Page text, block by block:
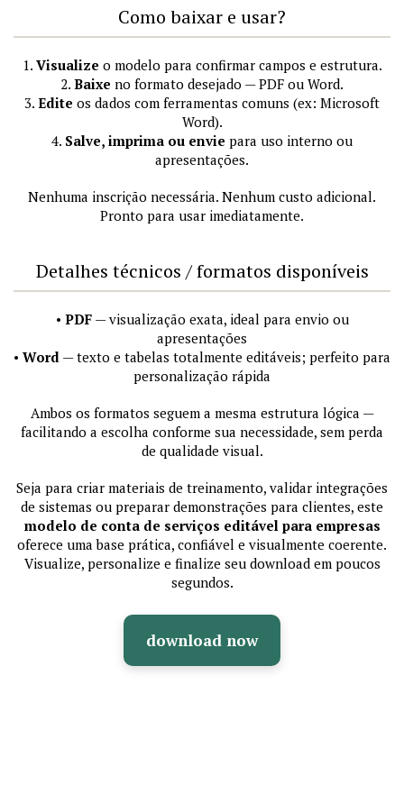
Como baixar e usar?
1. Visualize o modelo para confirmar campos e estrutura.
2. Baixe no formato desejado — PDF ou Word.
3. Edite os dados com ferramentas comuns (ex: Microsoft
Word).
4. Salve, imprima ou envie para uso interno ou
apresentações.
Nenhuma inscrição necessária. Nenhum custo adicional.
Pronto para usar imediatamente.
Detalhes técnicos / formatos disponíveis
• PDF— visualização exata, ideal para envio ou
apresentações
• Word — texto e tabelas totalmente editáveis; perfeito para
personalização rápida
Ambos os formatos seguem a mesma estrutura lógica —
facilitando a escolha conforme sua necessidade, sem perda
de qualidade visual.
Seja para criar materiais de treinamento, validar integrações
de sistemas ou preparar demonstrações para clientes, este
modelo de conta de serviços editável para empresas
oferece uma base prática, confiável e visualmente coerente.
Visualize, personalize e finalize seu download em poucos
segundos.
download now